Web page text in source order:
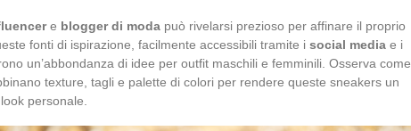
e blogger di moda può rivelarsi prezioso per affinare il proprio
fonti di ispirazione, facilmente accessibili tramite i social media e i
un’abbondanza di idee per outfit maschili e femminili. Osserva come
texture, tagli e palette di colori per rendere queste sneakers un
personale.